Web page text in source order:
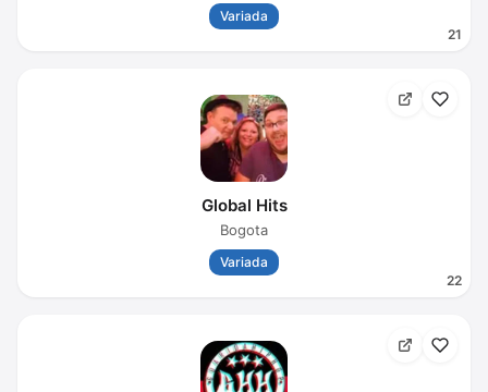
21
Variada
22
Global Hits
Bogota
Variada